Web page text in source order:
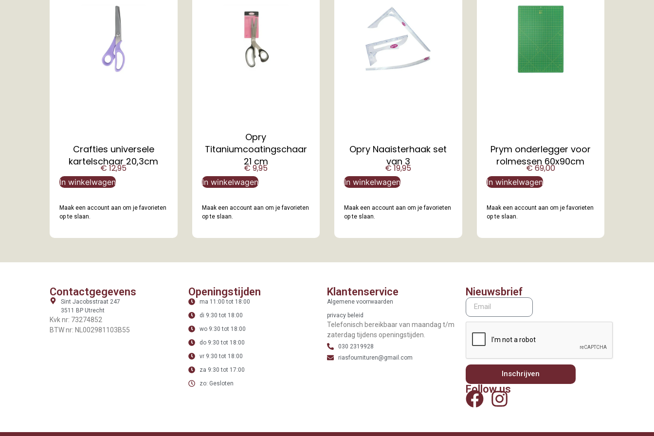
Crafties universele
kartelschaar 20,3cm
€12,95
In winkelwagen
Maak een account aan om je favorieten
op te slaan.
Opry
Titaniumcoatingschaar
21 cm
€9,95
In winkelwagen
Maak een account aan om je favorieten
op te slaan.
Opry Naaisterhaak set
van 3
€19,95
In winkelwagen
Maak een account aan om je favorieten
op te slaan.
Prym onderlegger voor
rolmessen 60x90cm
€69,00
In winkelwagen
Maak een account aan om je favorieten
op te slaan.
Contactgegevens
Sint Jacobsstraat 247
3511 BP Utrecht
Kvk nr: 73274852
BTW nr: NL002981103B55
Openingstijden
ma 11:00 tot 18:00
di 9:30 tot 18:00
wo 9:30 tot 18:00
do 9:30 tot 18:00
vr 9:30 tot 18:00
za 9:30 tot 17:00
zo: Gesloten
Klantenservice
Algemene voorrwaarden
privacy beleid
Telefonisch bereikbaar van maandag t/m
zaterdag tijdens openingstijden.
030 2319928
riasfournituren@gmail.com
Nieuwsbrief
Inschrijven
Follow us